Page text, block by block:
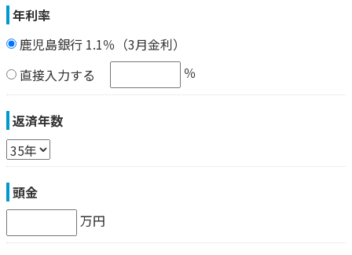
年利率
鹿児島銀行 1.1％（3月金利）
直接入力する
％
返済年数
頭金
万円